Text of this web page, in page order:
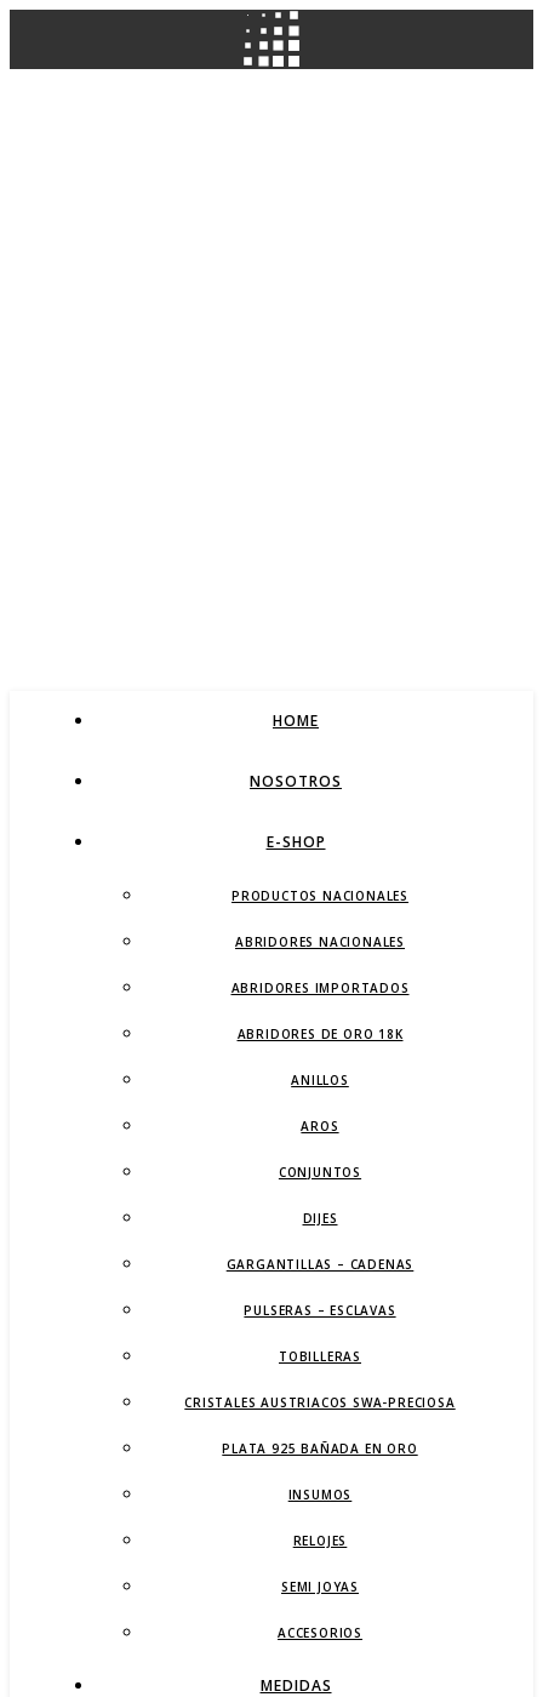
HOME
NOSOTROS
E-SHOP
PRODUCTOS NACIONALES
ABRIDORES NACIONALES
ABRIDORES IMPORTADOS
ABRIDORES DE ORO 18K
ANILLOS
AROS
CONJUNTOS
DIJES
GARGANTILLAS – CADENAS
PULSERAS – ESCLAVAS
TOBILLERAS
CRISTALES AUSTRIACOS SWA-PRECIOSA
PLATA 925 BAÑADA EN ORO
INSUMOS
RELOJES
SEMI JOYAS
ACCESORIOS
MEDIDAS